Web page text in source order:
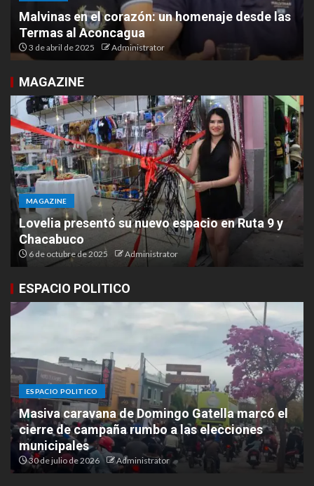
Malvinas en el corazón: un homenaje desde las
Termas al Aconcagua
3 de abril de 2025 Administrator
MAGAZINE
MAGAZINE
Lovelia presentó su nuevo espacio en Ruta 9 y
Chacabuco
6 de octubre de 2025 Administrator
ESPACIO POLITICO
ESPACIO POLITICO
Masiva caravana de Domingo Gatella marcó el
cierre de campaña rumbo a las elecciones
municipales
30 de julio de 2026 Administrator